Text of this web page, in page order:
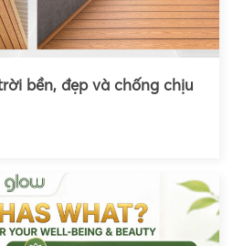
bền, đẹp và chống chịu